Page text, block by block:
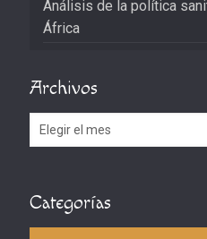
Análisis de la política
África
Archivos
Archivos
Categorías